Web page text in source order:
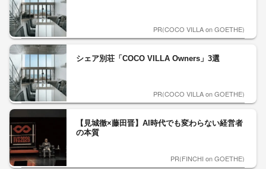
PR(COCO VILLA on GOETHE)
シェア別荘「COCO VILLA Owners」3選
PR(COCO VILLA on GOETHE)
【見城徹×藤田晋】AI時代でも変わらない経営者
の本質
PR(FINCHI on GOETHE)